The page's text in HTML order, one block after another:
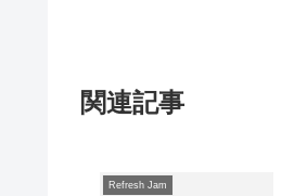
関連記事
Refresh Jam